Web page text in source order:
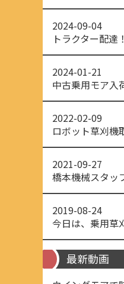
2024-09-04
トラクター配達！
2024-01-21
2022-02-09
2021-09-27
2019-08-24
最新動画